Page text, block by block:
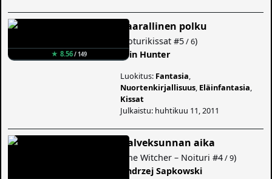
★ 8.56/ 149
Vaarallinen polku
Soturikissat #5/ 6)
Erin Hunter
Luokitus: Fantasia
Nuortenkirjallisuus Eläinfantasia
Kissat
Julkaistu: huhtikuu 11, 2011
Halveksunnan aika
The Witcher – Noituri #4/ 9)
Andrzej Sapkowski